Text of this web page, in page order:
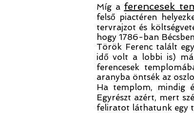
Míg a ferencesek
felső piactéren
tervrajzot és
hogy 1786-ban
Török Ferenc talált
idő volt a lobbi is)
ferencesek
aranyba öntsék az
Ha templom, mindig
Egyrészt azért, mert
feliratot láthatunk egy